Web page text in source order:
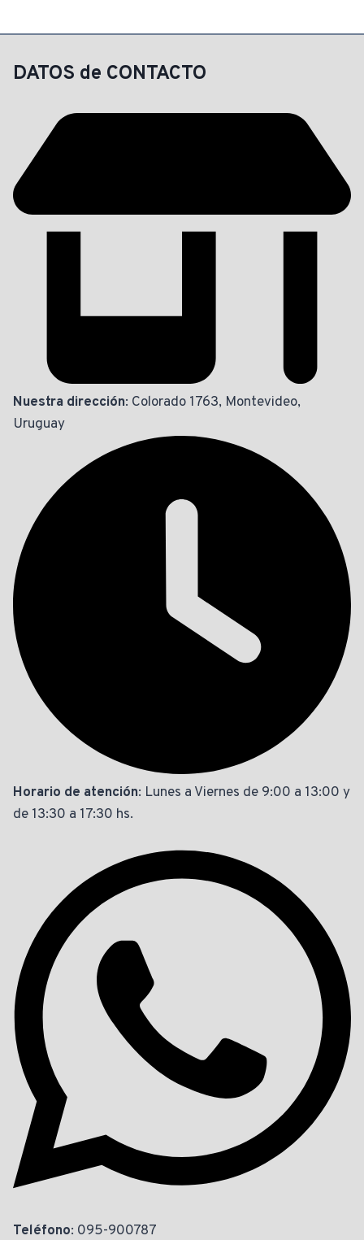
DATOS de CONTACTO
Nuestra dirección: Colorado 1763, Montevideo,
Uruguay
Horario de atención: Lunes a Viernes de 9:00 a 13:00 y
de 13:30 a 17:30 hs.
Teléfono: 095-900787